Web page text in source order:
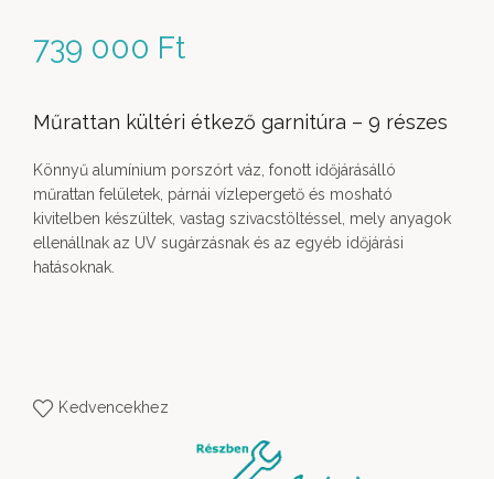
739 000 Ft
Műrattan kültéri étkező garnitúra – 9 részes
Könnyű alumínium porszórt váz, fonott időjárásálló
műrattan felületek, párnái vízlepergető és mosható
kivitelben készültek, vastag szivacstöltéssel, mely anyagok
ellenállnak az UV sugárzásnak és az egyéb időjárási
hatásoknak.
Kedvencekhez